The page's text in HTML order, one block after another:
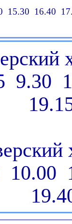
15.30 16.40
9.30